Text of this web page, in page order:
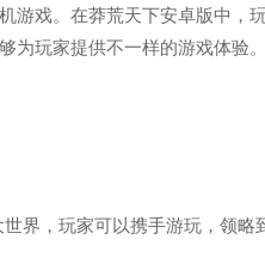
游戏。在莽荒天下安卓版中，
为玩家提供不一样的游戏体验
，玩家可以携手游玩，领略